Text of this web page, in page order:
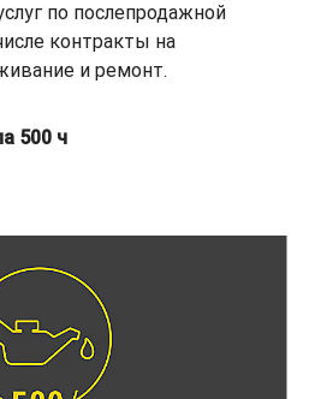
по послепродажной
контракты на
и ремонт.
500 ч